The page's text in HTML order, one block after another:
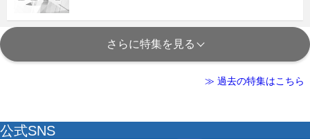
さらに特集を見る
≫ 過去の特集はこちら
公式SNS